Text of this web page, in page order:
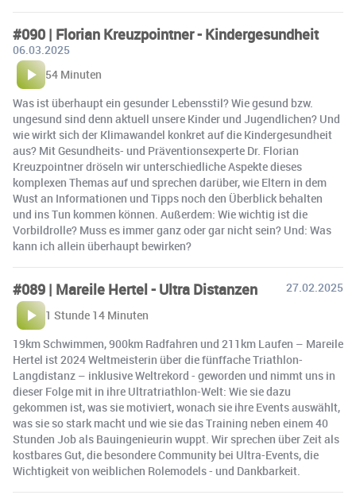
#090 | Florian Kreuzpointner - Kindergesundheit
06.03.2025
54 Minuten
Was ist überhaupt ein gesunder Lebensstil? Wie gesund bzw.
ungesund sind denn aktuell unsere Kinder und Jugendlichen? Und
wie wirkt sich der Klimawandel konkret auf die Kindergesundheit
aus? Mit Gesundheits- und Präventionsexperte Dr. Florian
Kreuzpointner dröseln wir unterschiedliche Aspekte dieses
komplexen Themas auf und sprechen darüber, wie Eltern in dem
Wust an Informationen und Tipps noch den Überblick behalten
und ins Tun kommen können. Außerdem: Wie wichtig ist die
Vorbildrolle? Muss es immer ganz oder gar nicht sein? Und: Was
kann ich allein überhaupt bewirken?
#089 | Mareile Hertel - Ultra Distanzen
27.02.2025
1 Stunde 14 Minuten
19km Schwimmen, 900km Radfahren und 211km Laufen – Mareile
Hertel ist 2024 Weltmeisterin über die fünffache Triathlon-
Langdistanz – inklusive Weltrekord - geworden und nimmt uns in
dieser Folge mit in ihre Ultratriathlon-Welt: Wie sie dazu
gekommen ist, was sie motiviert, wonach sie ihre Events auswählt,
was sie so stark macht und wie sie das Training neben einem 40
Stunden Job als Bauingenieurin wuppt. Wir sprechen über Zeit als
kostbares Gut, die besondere Community bei Ultra-Events, die
Wichtigkeit von weiblichen Rolemodels - und Dankbarkeit.